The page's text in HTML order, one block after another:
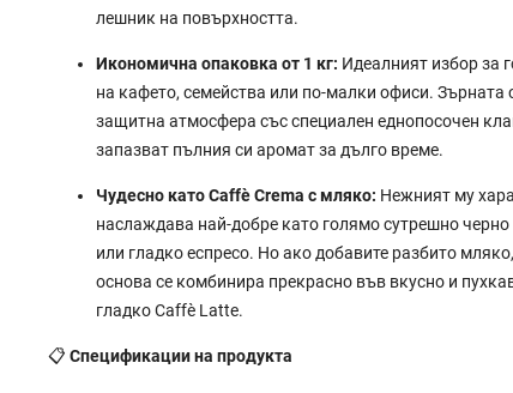
лешник на повърхността.
Икономична опаковка от 1 кг: Идеалният избор за
на кафето, семейства или по-малки офиси. Зърната
защитна атмосфера със специален еднопосочен
запазват пълния си аромат за дълго време.
Чудесно като Caffè Crema с мляко: Нежният му
наслаждава най-добре като голямо сутрешно
или гладко еспресо. Но ако добавите разбито
основа се комбинира прекрасно във вкусно и
гладко Caffè Latte.
📋 Спецификации на продукта